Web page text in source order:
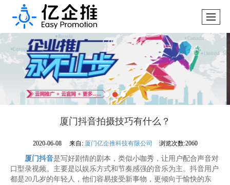
厦门抖音拍摄技巧有什么？
2020-06-08 来自: 厦门亿企推科技有限公司 浏览次数:2060
厦门抖音是写好剧情的剧本，类似小咖秀，让用户配合声音对
口型录视频。主要是以娱乐方式和节奏感强的音乐为主。抖音用户
都是20几岁的年轻人，他们容易接受新事物，更倾向于愉快的东